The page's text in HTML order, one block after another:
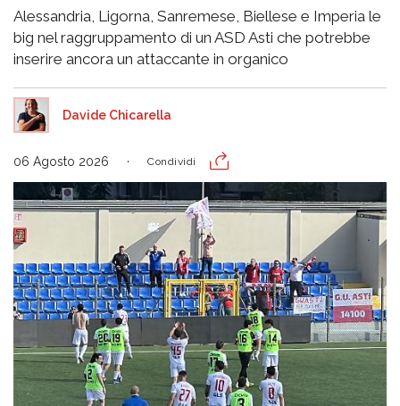
Alessandria, Ligorna, Sanremese, Biellese e Imperia le
big nel raggruppamento di un ASD Asti che potrebbe
inserire ancora un attaccante in organico
Davide Chicarella
06 Agosto 2026 Condividi